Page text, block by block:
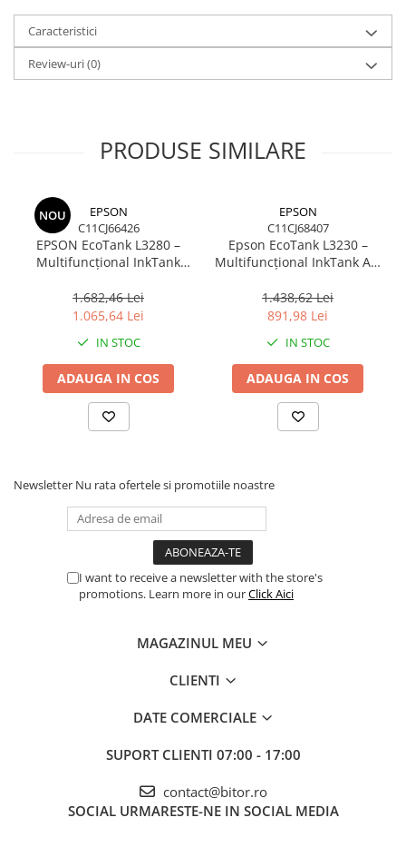
Webcam
Caști & Microfoane
Caști Business
Display & signage
Ecrane Touchscreen Digital Signage
Proiectoare
Proiectoare Business
Proiectoare Consumer
Componente
Plăci de baza
Plăci de Bază Amd
Plăci de Bază Intel
Plăci video
Plăci Video Gaming & Consumer
Procesoare Desktop
HDD Externe
SSD Externe
SSD Interne
Surse de alimentare
Ventilatoare & Sisteme de Răcire
Caracteristici
Review-uri(0)
PRODUSE SIMILARE
NOU
EPSON
C11CJ66426
EPSON EcoTank L3280 –
Multifuncțional InkTank
USB & Wi‑Fi, 100 coli
1.682,46 Lei
1.065,64 Lei
IN STOC
ADAUGA IN COS
EPSON
C11CJ68407
Epson EcoTank L3230 –
Multifuncțional InkTank A4,
USB
1.438,62 Lei
891,98 Lei
IN STOC
ADAUGA IN COS
Newsletter Nu rata ofertele si promotiile noastre
I want to receive a newsletter with the store's
promotions. Learn more in ourClick Aici
MAGAZINUL MEU
CLIENTI
DATE COMERCIALE
SUPORT CLIENTI 07:00 - 17:00
contact@bitor.ro
SOCIAL URMARESTE-NE IN SOCIAL MEDIA